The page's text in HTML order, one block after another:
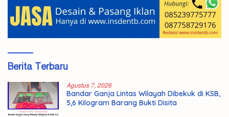
Berita Terbaru
Agustus 7, 2026
Bandar Ganja Lintas Wilayah Dibekuk di KSB,
5,6 Kilogram Barang Bukti Disita